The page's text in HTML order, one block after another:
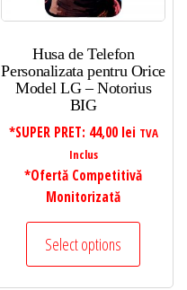
Husa de Telefon
Personalizata pentru Orice
Model LG – Notorius
BIG
*SUPER PRET: 44,00 lei TVA
Inclus
*Ofertă Competitivă
Monitorizată
Select options